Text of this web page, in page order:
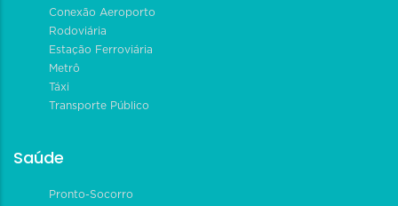
Conexão Aeroporto
Rodoviária
Estação Ferroviária
Metrô
Táxi
Transporte Público
Saúde
Pronto-Socorro